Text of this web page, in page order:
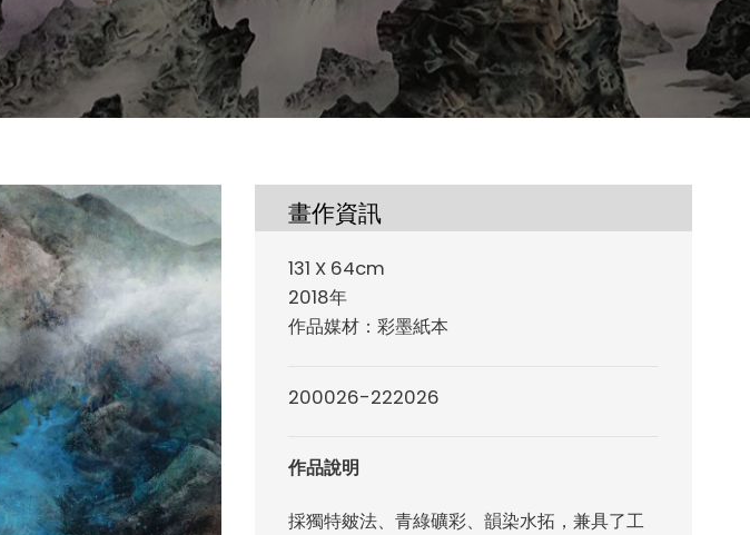
畫作資訊
131 X 64cm
2018年
作品媒材：彩墨紙本
200026-222026
作品說明
採獨特皴法、青綠礦彩、韻染水拓，兼具了工